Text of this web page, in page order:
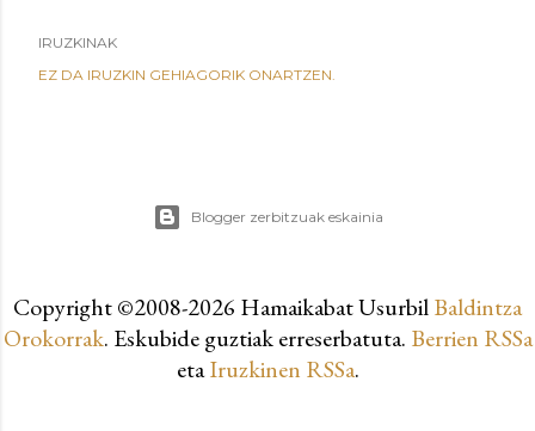
IRUZKINAK
EZ DA IRUZKIN GEHIAGORIK ONARTZEN.
Blogger zerbitzuak eskainia
Copyright ©2008-2026 Hamaikabat UsurbilBaldintza
Orokorrak. Eskubide guztiak erreserbatuta. Berrien RSSa
etaIruzkinen RSSa.